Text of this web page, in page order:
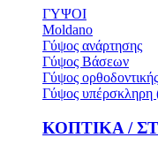
ΓΥΨΟΙ
Moldano
Γύψος ανάρτησης
Γύψος Βάσεων
Γύψος ορθοδοντικής
Γύψος υπέρσκληρη
ΚΟΠΤΙΚΑ /